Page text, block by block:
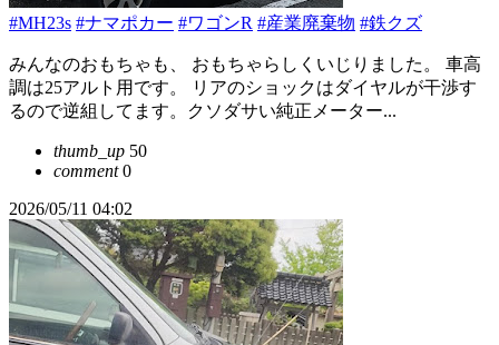
#MH23s #ナマポカー #ワゴンR #産業廃棄物 #鉄クズ
みんなのおもちゃも、 おもちゃらしくいじりました。 車高
調は25アルト用です。 リアのショックはダイヤルが干渉す
るので逆組してます。クソダサい純正メーター...
thumb_up 50
comment0
2026/05/11 04:02